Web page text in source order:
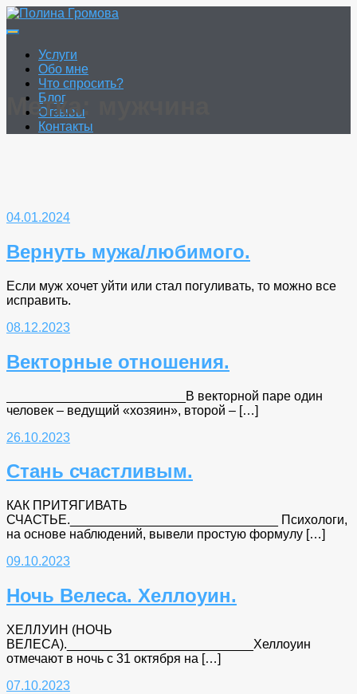
Перейти
к
Услуги
Обо мне
Что спросить?
Блог
Отзывы
Контакты
Метка:
04.01.2024
Вернуть мужа/любимого.
Если муж хочет уйти или стал погуливать, то можно все
исправить.
08.12.2023
Векторные отношения.
_________________________В векторной паре один
человек – ведущий «хозяин», второй – […]
26.10.2023
Стань счастливым.
КАК ПРИТЯГИВАТЬ
СЧАСТЬЕ._____________________________ Психологи,
на основе наблюдений, вывели простую формулу […]
09.10.2023
Ночь Велеса. Хеллоуин.
ХЕЛЛУИН (НОЧЬ
ВЕЛЕСА).__________________________Хеллоуин
отмечают в ночь с 31 октября на […]
07.10.2023